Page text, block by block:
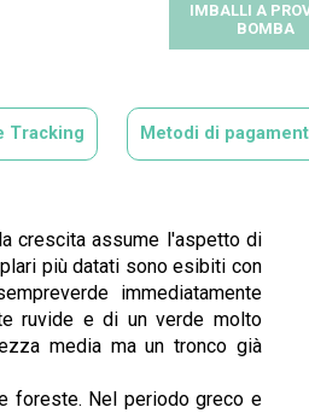
IMBALLI A
BOMBA
Tracking Metodi di
crescita assume l'aspetto di
più datati sono esibiti con
immediatamente
ruvide e di un verde molto
media ma un tronco già
foreste. Nel periodo greco e